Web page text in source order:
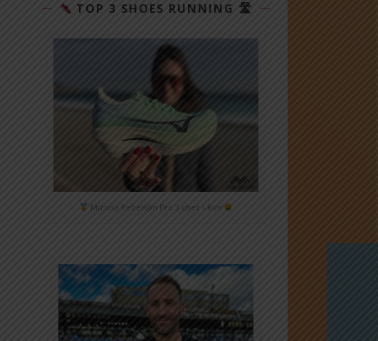
TOP 3 SHOES RUNNING 🛣
Mizuno Rebellion Pro 3 chez i-Run